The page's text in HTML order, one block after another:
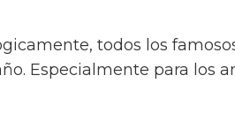
todos los
Especialmente para los